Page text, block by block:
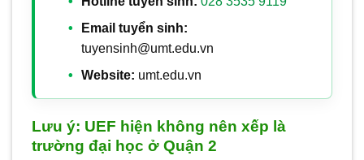
Email tuyển sinh:
tuyensinh@umt.edu.vn
Website: umt.edu.vn
Lưu ý: UEF hiện không nên xếp là
trường đại học ở Quận 2